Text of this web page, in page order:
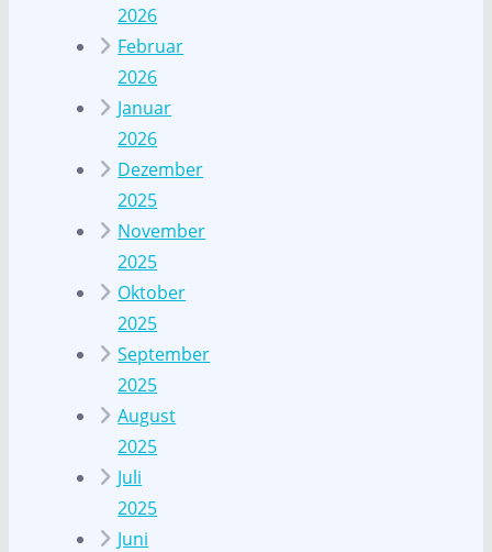
2026
Februar
2026
Januar
2026
Dezember
2025
November
2025
Oktober
2025
September
2025
August
2025
Juli
2025
Juni